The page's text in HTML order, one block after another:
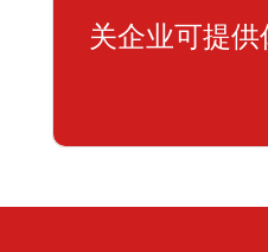
关企业可提